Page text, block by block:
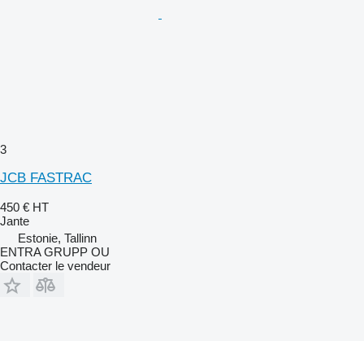
3
JCB FASTRAC
450 € HT
Jante
Estonie, Tallinn
ENTRA GRUPP OU
Contacter le vendeur